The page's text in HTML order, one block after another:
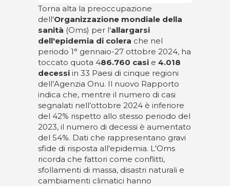
Torna alta la preoccupazione
dell'Organizzazione mondiale della
sanità (Oms) per l'allargarsi
dell'epidemia di colera che nel
periodo 1° gennaio-27 ottobre 2024, ha
toccato quota 486.760 casi e 4.018
decessi in 33 Paesi di cinque regioni
dell’Agenzia Onu. Il nuovo Rapporto
indica che, mentre il numero di casi
segnalati nell’ottobre 2024 è inferiore
del 42% rispetto allo stesso periodo del
2023, il numero di decessi è aumentato
del 54%. Dati che rappresentano gravi
sfide di risposta all'epidemia. L'Oms
ricorda che fattori come conflitti,
sfollamenti di massa, disastri naturali e
cambiamenti climatici hanno